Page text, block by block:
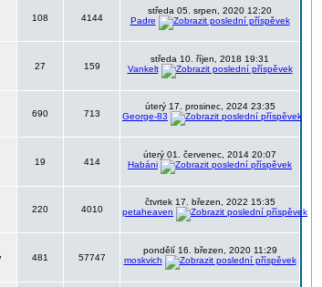
108 4144
středa 05. srpen, 2020 12:20
Padre
27 159
středa 10. říjen, 2018 19:31
Vankelt
690 713
úterý 17. prosinec, 2024 23:35
George-83
19 414
úterý 01. červenec, 2014 20:07
Habáni
220 4010
čtvrtek 17. březen, 2022 15:35
petaheaven
481 57747
pondělí 16. březen, 2020 11:29
moskvich